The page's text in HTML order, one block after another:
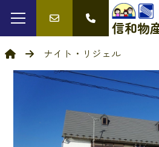
信和物
ナイト・リジェル